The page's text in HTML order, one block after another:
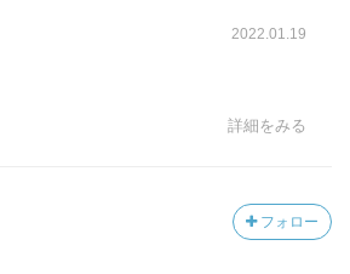
2022.01.19
詳細をみる
フォロー